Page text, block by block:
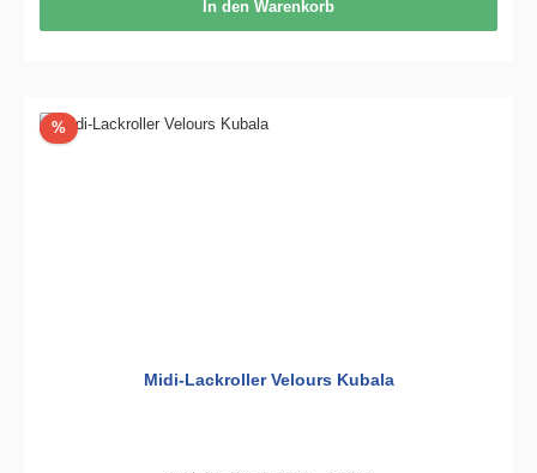
In den Warenkorb
%Rabatt
Midi-Lackroller Velours Kubala